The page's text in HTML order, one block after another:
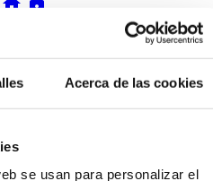
Acerca de las cookies
se usan para personalizar el